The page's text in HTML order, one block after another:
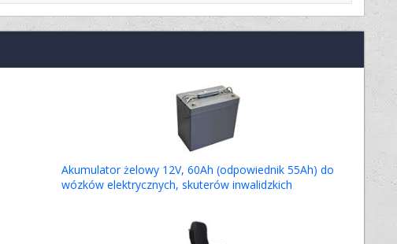
Akumulator żelowy 12V, 60Ah (odpowiednik 55Ah) do
wózków elektrycznych, skuterów inwalidzkich